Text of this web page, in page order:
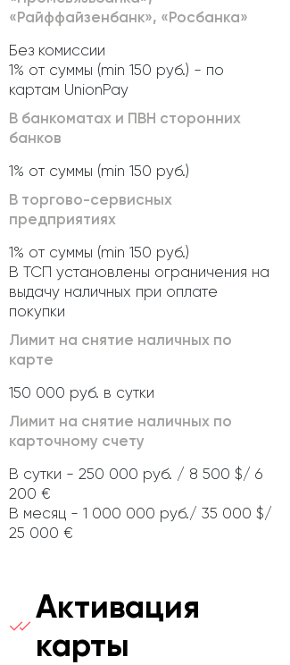
«Райффайзенбанк», «Росбанка»
Без комиссии
1% от суммы (min 150 руб.) - по
картам UnionPay
В банкоматах и ПВН сторонних
банков
1% от суммы (min 150 руб.)
В торгово-сервисных
предприятиях
1% от суммы (min 150 руб.)
В ТСП установлены ограничения на
выдачу наличных при оплате
покупки
Лимит на снятие наличных по
карте
150 000 руб. в сутки
Лимит на снятие наличных по
карточному счету
В сутки - 250 000 руб. / 8 500 $/ 6
200 €
В месяц - 1 000 000 руб./ 35 000 $/
25 000 €
Активация
карты